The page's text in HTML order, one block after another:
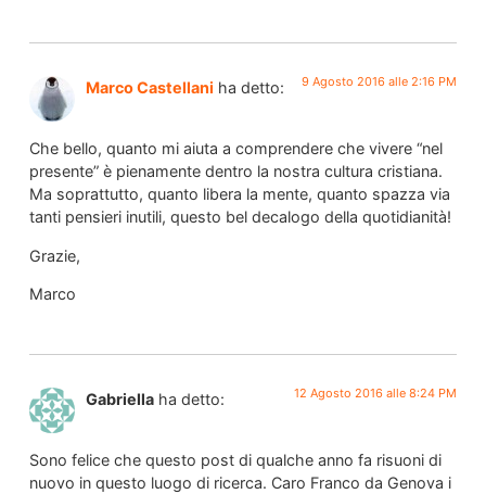
Marco Castellani ha detto: 9 Agosto 2016 alle 2:16 PM
Che bello, quanto mi aiuta a comprendere che vivere “nel
presente” è pienamente dentro la nostra cultura cristiana.
Ma soprattutto, quanto libera la mente, quanto spazza via
tanti pensieri inutili, questo bel decalogo della quotidianità!
Grazie,
Marco
Gabriella ha detto: 12 Agosto 2016 alle 8:24 PM
Sono felice che questo post di qualche anno fa risuoni di
nuovo in questo luogo di ricerca. Caro Franco da Genova i